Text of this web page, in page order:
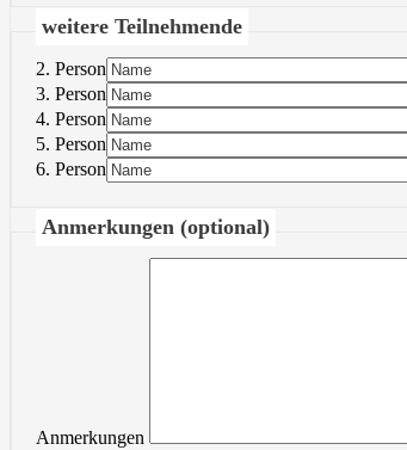
weitere Teilnehmende
2. Person
3. Person
4. Person
5. Person
6. Person
Anmerkungen (optional)
Anmerkungen